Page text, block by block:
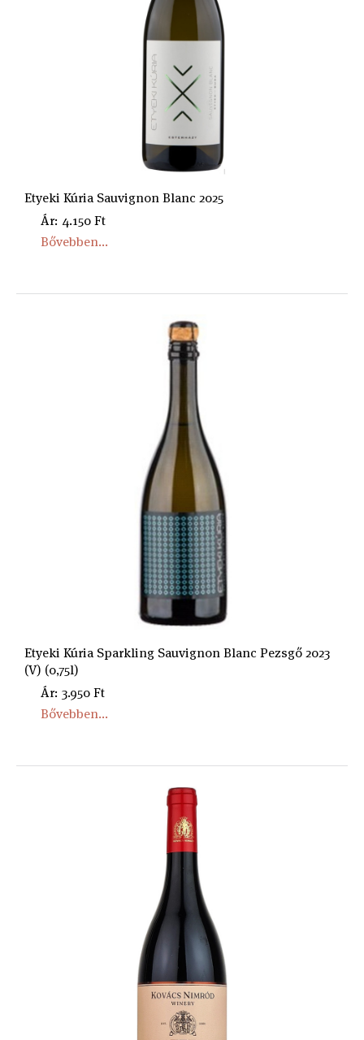
Etyeki Kúria Sauvignon Blanc 2025
Ár: 4.150 Ft
Bővebben...
Etyeki Kúria Sparkling Sauvignon Blanc Pezsgő 2023
(V) (0,75l)
Ár: 3.950 Ft
Bővebben...